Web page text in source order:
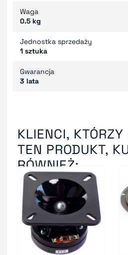
Waga
0.5 kg
Jednostka sprzedaży
1 sztuka
Gwarancja
3 lata
KLIENCI,
TEN PRODUKT,
RÓWNIEŻ: